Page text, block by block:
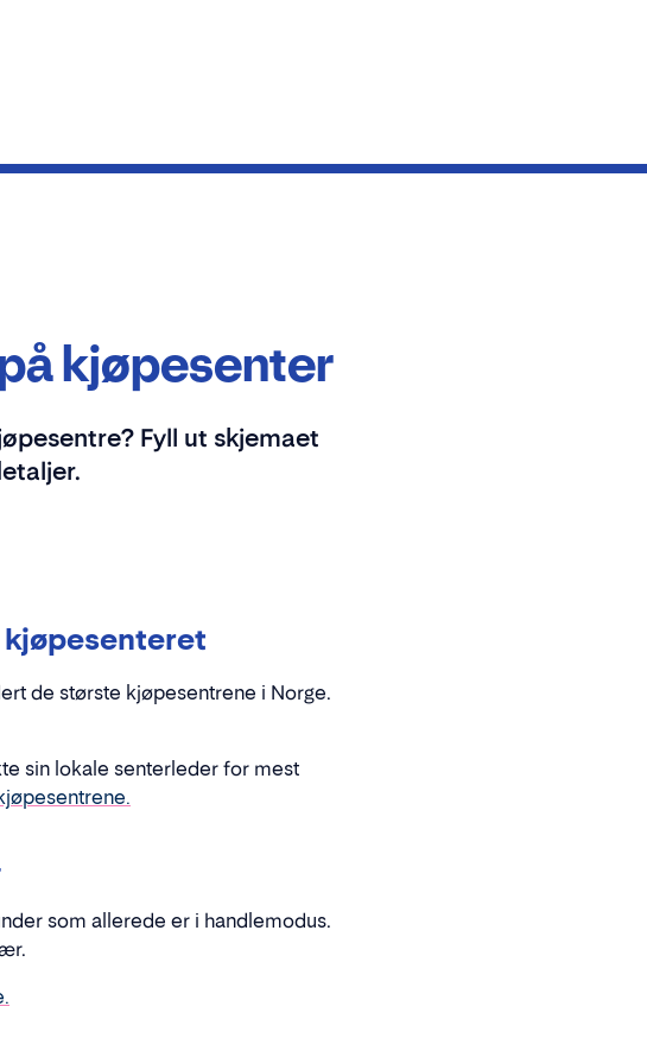
kjøpesenter
Fyll ut skjemaet
kjøpesenteret
de største kjøpesentrene i Norge.
sin lokale senterleder for mest
som allerede er i handlemodus.
.